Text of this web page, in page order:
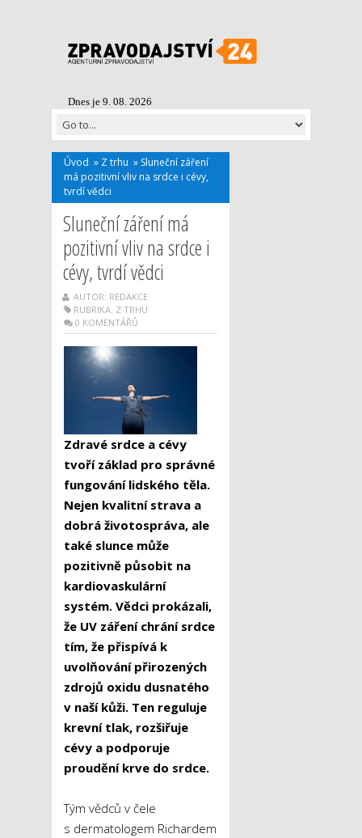
Dnes je 9. 08. 2026
Úvod » Z trhu » Sluneční záření
má pozitivní vliv na srdce i cévy,
tvrdí vědci
Sluneční záření má
pozitivní vliv na srdce i
cévy, tvrdí vědci
AUTOR: REDAKCE
RUBRIKA: Z TRHU
0 KOMENTÁŘŮ
Zdravé srdce a cévy
tvoří základ pro správné
fungování lidského těla.
Nejen kvalitní strava a
dobrá životospráva, ale
také slunce může
pozitivně působit na
kardiovaskulární
systém. Vědci prokázali,
že UV záření chrání srdce
tím, že přispívá k
uvolňování přirozených
zdrojů oxidu dusnatého
v naší kůži. Ten reguluje
krevní tlak, rozšiřuje
cévy a podporuje
proudění krve do srdce.
Tým vědců v čele
s dermatologem Richardem